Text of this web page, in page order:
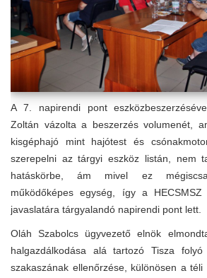
A 7. napirendi pont
Zoltán vázolta a beszerzés volumenét,
kisgéphajó mint hajótest és
szerepelni az tárgyi eszköz listán, nem
hatáskörbe, ám mivel ez
működőképes egység, így a HECSMSZ
javaslatára tárgyalandó napirendi pont lett.
Oláh Szabolcs ügyvezető elnök
halgazdálkodása alá tartozó Tisza
szakaszának ellenőrzése, különösen a